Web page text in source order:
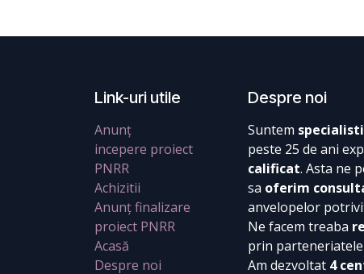
Link-uri utile
Anunț
incepere proiect
PNRR
Achizitii
Anunț finalizare
proiect PNRR
Acasă
Despre noi
Despre noi
Suntem
peste 25 de ani
calificat. Asta ne
sa oferim
anvelopelor
Ne facem treaba
prin parteneriatele
Am dezvoltat 4